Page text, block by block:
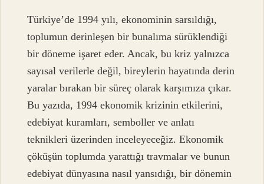
Türkiye’de 1994 yılı, ekonominin sarsıldığı,
toplumun derinleşen bir bunalıma sürüklendiği
bir döneme işaret eder. Ancak, bu kriz yalnızca
sayısal verilerle değil, bireylerin hayatında derin
yaralar bırakan bir süreç olarak karşımıza çıkar.
Bu yazıda, 1994 ekonomik krizinin etkilerini,
edebiyat kuramları, semboller ve anlatı
teknikleri üzerinden inceleyeceğiz. Ekonomik
çöküşün toplumda yarattığı travmalar ve bunun
edebiyat dünyasına nasıl yansıdığı, bir dönemin